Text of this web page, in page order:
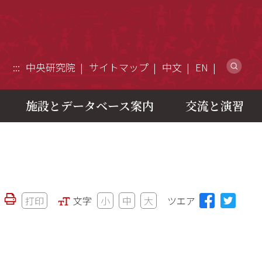
::: 中央研究院 サイトマップ 中文 EN
施設とデータベース案内 交流と演習
打印 文字 小 中 大 ツエア